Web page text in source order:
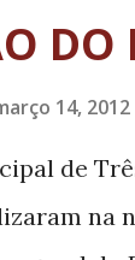
para
a uma
e
marca
Mulher
DO
14, 2012
de